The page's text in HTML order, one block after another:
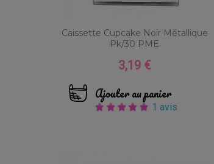
Caissette Cupcake Noir Métallique
Pk/30 PME
Prix
3,19 €
Ajouter au panier
1 avis